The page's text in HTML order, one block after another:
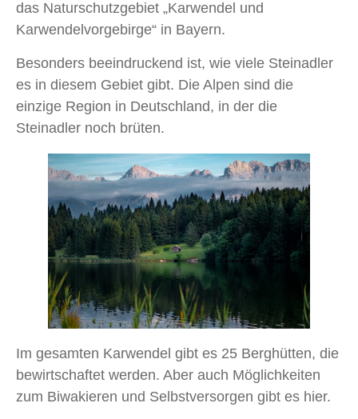
das Naturschutzgebiet „Karwendel und
Karwendelvorgebirge“ in Bayern.
Besonders beeindruckend ist, wie viele Steinadler
es in diesem Gebiet gibt. Die Alpen sind die
einzige Region in Deutschland, in der die
Steinadler noch brüten.
Im gesamten Karwendel gibt es 25 Berghütten, die
bewirtschaftet werden. Aber auch Möglichkeiten
zum Biwakieren und Selbstversorgen gibt es hier.